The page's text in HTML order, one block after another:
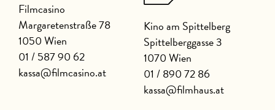
Filmcasino
Margaretenstraße 78
1050 Wien
01 / 587 90 62
kassa@filmcasino.at
Kino am Spittelberg
Spittelberggasse 3
1070 Wien
01 / 890 72 86
kassa@filmhaus.at